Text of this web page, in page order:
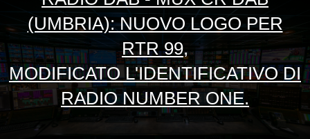
(UMBRIA): NUOVO LOGO PER
RTR 99,
MODIFICATO L'IDENTIFICATIVO DI
RADIO NUMBER ONE.